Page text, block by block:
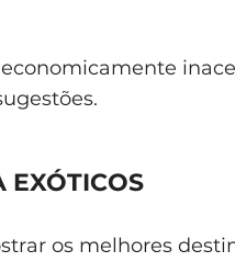
EXÓTICOS
os melhores